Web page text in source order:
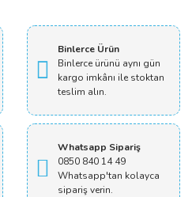
Binlerce Ürün
Binlerce ürünü aynı gün
kargo imkânı ile stoktan
teslim alın.
Whatsapp Sipariş
0850 840 14 49
Whatsapp'tan kolayca
sipariş verin.